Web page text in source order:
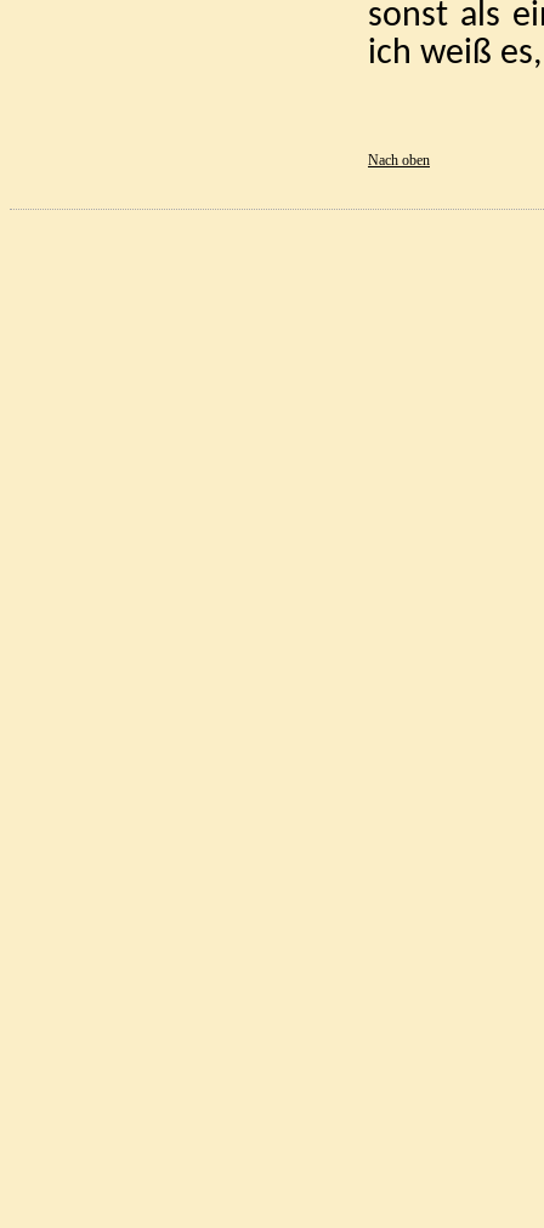
sonst als
ich weiß
Nach oben